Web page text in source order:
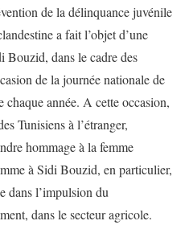
de la délinquance juvénile
a fait l’objet d’une
Bouzid, dans le cadre des
de la journée nationale de
chaque année. A cette occasion,
Tunisiens à l’étranger,
hommage à la femme
à Sidi Bouzid, en particulier,
dans l’impulsion du
dans le secteur agricole.